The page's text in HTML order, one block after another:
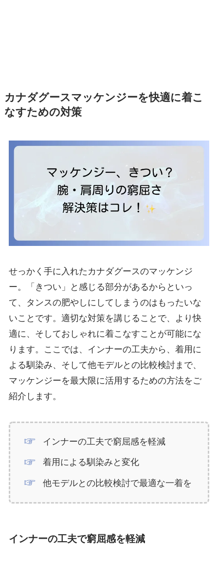
カナダグースマッケンジーを快適に着こ
なすための対策
せっかく手に入れたカナダグースのマッケンジ
ー。「きつい」と感じる部分があるからといっ
て、タンスの肥やしにしてしまうのはもったいな
いことです。適切な対策を講じることで、より快
適に、そしておしゃれに着こなすことが可能にな
ります。ここでは、インナーの工夫から、着用に
よる馴染み、そして他モデルとの比較検討まで、
マッケンジーを最大限に活用するための方法をご
紹介します。
インナーの工夫で窮屈感を軽減
着用による馴染みと変化
他モデルとの比較検討で最適な一着を
インナーの工夫で窮屈感を軽減